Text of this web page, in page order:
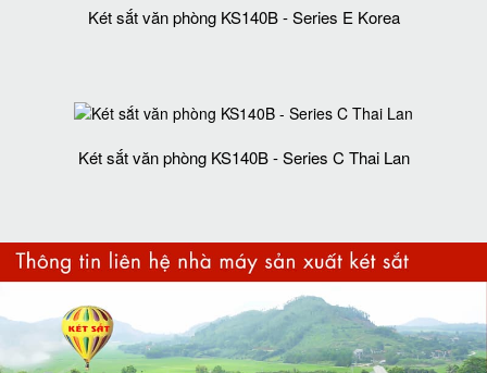
Két sắt văn phòng KS140B - Series E Korea
Két sắt văn phòng KS140B - Series C Thai Lan